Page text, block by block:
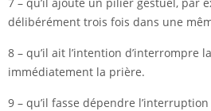
délibérément trois fois dans une
8 – qu’il ait l’intention d’interrompre
immédiatement la prière.
9 – qu’il fasse dépendre